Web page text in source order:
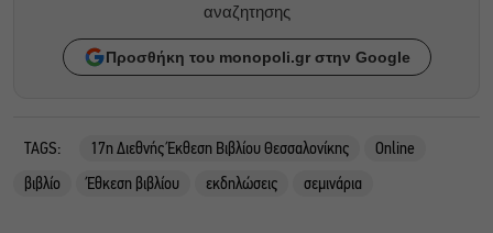
αναζητησης
Προσθήκη του monopoli.gr στην Google
TAGS: 17η Διεθνής Έκθεση Βιβλίου Θεσσαλονίκης
Online
βιβλίο
Έθκεση βιβλίου εκδηλώσεις σεμινάρια